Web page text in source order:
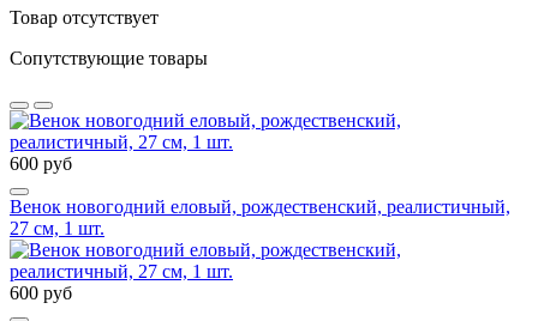
Товар отсутствует
Сопутствующие товары
600 руб
Венок новогодний еловый, рождественский, реалистичный,
27 см, 1 шт.
600 руб